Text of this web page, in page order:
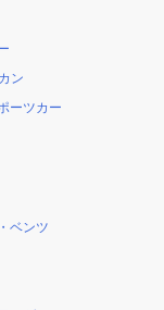
ン
ーツカー
ベンツ